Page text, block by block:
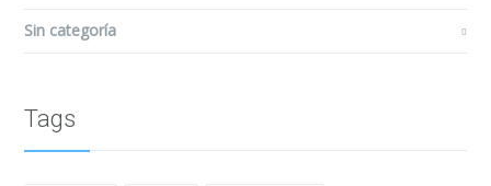
Sin categoría
Tags